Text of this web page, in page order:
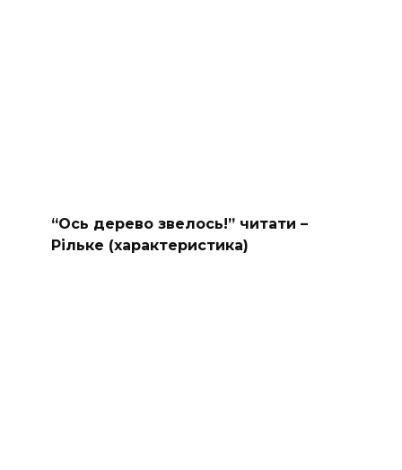
“Ось дерево звелось!” читати –
Рільке (характеристика)